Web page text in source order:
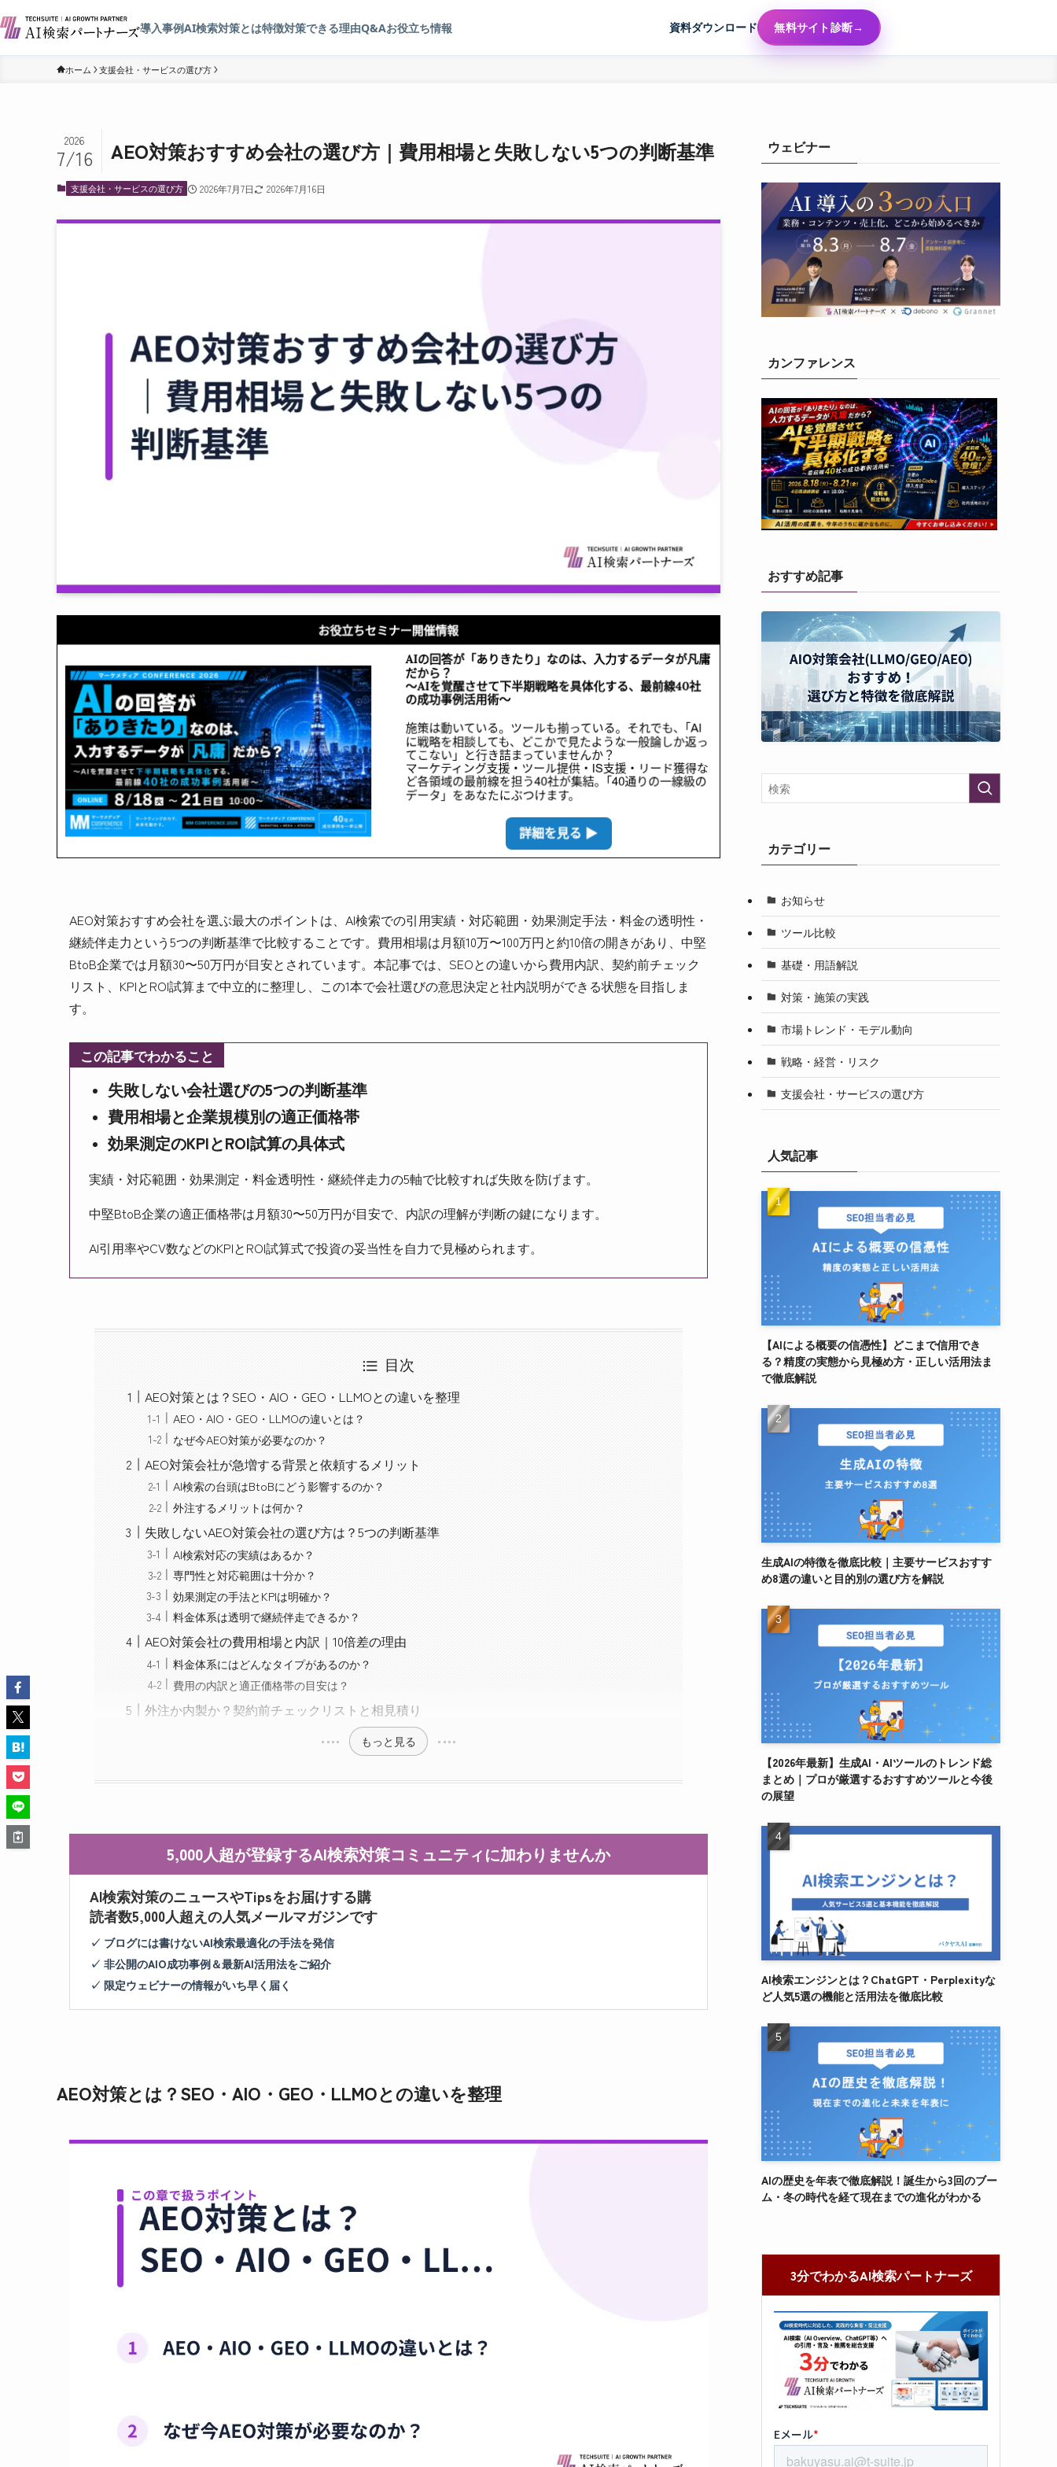
導入事例AI検索対策とは特徴対策できる理由Q&Aお役立ち情報 資料ダウンロード 無料サイト診断
ホーム 支援会社・サービスの選び方
AEO対策おすすめ会社の選び方｜費用相場と失敗しない5つの判断基準
2026
7/16
支援会社・サービスの選び方 2026年7月7日 2026年7月16日
AEO対策おすすめ会社を選ぶ最大のポイントは、AI検索での引用実績・対応範囲・効果測定手法・料金の透明性・
継続伴走力という5つの判断基準で比較することです。費用相場は月額10万〜100万円と約10倍の開きがあり、中堅
BtoB企業では月額30〜50万円が目安とされています。本記事では、SEOとの違いから費用内訳、契約前チェック
リスト、KPIとROI試算まで中立的に整理し、この1本で会社選びの意思決定と社内説明ができる状態を目指しま
す。
この記事でわかること
失敗しない会社選びの5つの判断基準
費用相場と企業規模別の適正価格帯
効果測定のKPIとROI試算の具体式
実績・対応範囲・効果測定・料金透明性・継続伴走力の5軸で比較すれば失敗を防げます。
中堅BtoB企業の適正価格帯は月額30〜50万円が目安で、内訳の理解が判断の鍵になります。
AI引用率やCV数などのKPIとROI試算式で投資の妥当性を自力で見極められます。
目次
AEO対策とは？SEO・AIO・GEO・LLMOとの違いを整理
AEO・AIO・GEO・LLMOの違いとは？
なぜ今AEO対策が必要なのか？
AEO対策会社が急増する背景と依頼するメリット
AI検索の台頭はBtoBにどう影響するのか？
外注するメリットは何か？
失敗しないAEO対策会社の選び方は？5つの判断基準
AI検索対応の実績はあるか？
専門性と対応範囲は十分か？
効果測定の手法とKPIは明確か？
料金体系は透明で継続伴走できるか？
AEO対策会社の費用相場と内訳｜10倍差の理由
料金体系にはどんなタイプがあるのか？
費用の内訳と適正価格帯の目安は？
外注か内製か？契約前チェックリストと相見積り
もっと見る
5,000人超が登録するAI検索対策コミュニティに加わりませんか
AI検索対策のニュースやTipsをお届けする購
読者数5,000人超えの人気メールマガジンです
✓ ブログには書けないAI検索最適化の手法を発信
✓ 非公開のAIO成功事例＆最新AI活用法をご紹介
✓ 限定ウェビナーの情報がいち早く届く
AEO対策とは？SEO・AIO・GEO・LLMOとの違いを整理
ウェビナー
カンファレンス
おすすめ記事
カテゴリー
お知らせ
ツール比較
基礎・用語解説
対策・施策の実践
市場トレンド・モデル動向
戦略・経営・リスク
支援会社・サービスの選び方
人気記事
【AIによる概要の信憑性】どこまで信用でき
る？精度の実態から見極め方・正しい活用法ま
で徹底解説
生成AIの特徴を徹底比較｜主要サービスおすす
め8選の違いと目的別の選び方を解説
【2026年最新】生成AI・AIツールのトレンド総
まとめ｜プロが厳選するおすすめツールと今後
の展望
AI検索エンジンとは？ChatGPT・Perplexityな
ど人気5選の機能と活用法を徹底比較
AIの歴史を年表で徹底解説！誕生から3回のブー
ム・冬の時代を経て現在までの進化がわかる
3分でわかるAI検索パートナーズ